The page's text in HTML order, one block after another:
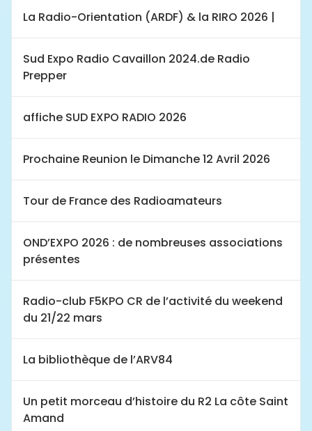
La Radio-Orientation (ARDF) & la RIRO 2026 |
Sud Expo Radio Cavaillon 2024.de Radio
Prepper
affiche SUD EXPO RADIO 2026
Prochaine Reunion le Dimanche 12 Avril 2026
Tour de France des Radioamateurs
OND’EXPO 2026 : de nombreuses associations
présentes
Radio-club F5KPO CR de l’activité du weekend
du 21/22 mars
La bibliothèque de l’ARV84
Un petit morceau d’histoire du R2 La côte Saint
Amand